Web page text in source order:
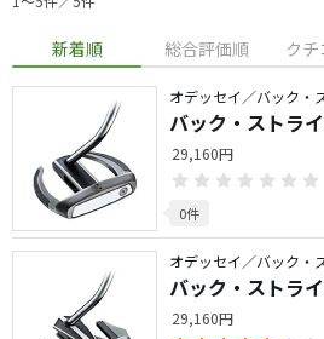
新着順 総合評価順 ク
オデッセイ／バック・
バック・ストラ
29,160円
0件
オデッセイ／バック・
バック・ストラ
29,160円